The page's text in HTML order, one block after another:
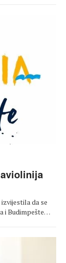
da se
i Budimpešte…